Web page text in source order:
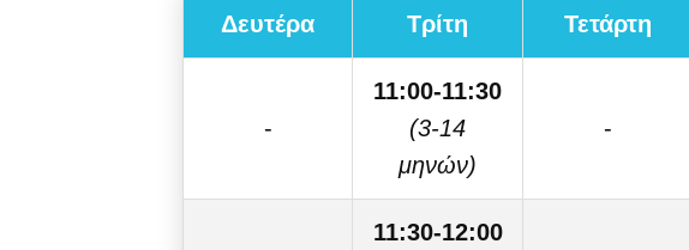
Δευτέρα Τρίτη Τετάρτη
-
11:00-11:30
(3-14
μηνών)
-
11:30-12:00